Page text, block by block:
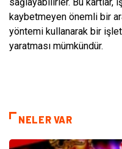
kaybetmeyen önemli bir
yöntemi kullanarak bir
yaratması mümkündür.
NELER VAR